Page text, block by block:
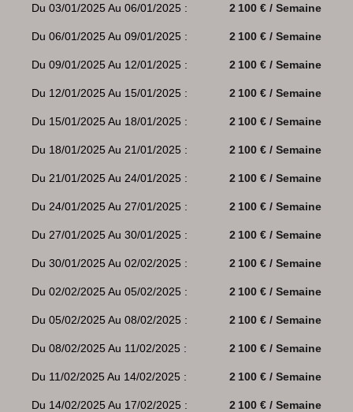
Du 03/01/2025 Au 06/01/2025 : 2 100 € / Semaine
Du 06/01/2025 Au 09/01/2025 : 2 100 € / Semaine
Du 09/01/2025 Au 12/01/2025 : 2 100 € / Semaine
Du 12/01/2025 Au 15/01/2025 : 2 100 € / Semaine
Du 15/01/2025 Au 18/01/2025 : 2 100 € / Semaine
Du 18/01/2025 Au 21/01/2025 : 2 100 € / Semaine
Du 21/01/2025 Au 24/01/2025 : 2 100 € / Semaine
Du 24/01/2025 Au 27/01/2025 : 2 100 € / Semaine
Du 27/01/2025 Au 30/01/2025 : 2 100 € / Semaine
Du 30/01/2025 Au 02/02/2025 : 2 100 € / Semaine
Du 02/02/2025 Au 05/02/2025 : 2 100 € / Semaine
Du 05/02/2025 Au 08/02/2025 : 2 100 € / Semaine
Du 08/02/2025 Au 11/02/2025 : 2 100 € / Semaine
Du 11/02/2025 Au 14/02/2025 : 2 100 € / Semaine
Du 14/02/2025 Au 17/02/2025 : 2 100 € / Semaine